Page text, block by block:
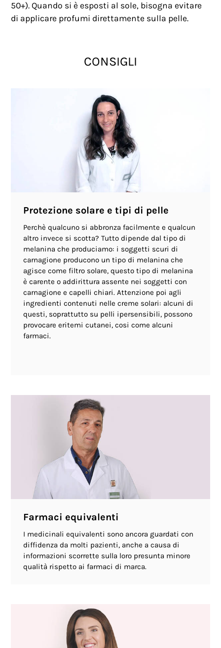
50+). Quando si è esposti al sole, bisogna evitare
di applicare profumi direttamente sulla pelle.
CONSIGLI
Protezione solare e tipi di pelle
Perchè qualcuno si abbronza facilmente e qualcun
altro invece si scotta? Tutto dipende dal tipo di
melanina che produciamo: i soggetti scuri di
carnagione producono un tipo di melanina che
agisce come filtro solare, questo tipo di melanina
è carente o addirittura assente nei soggetti con
carnagione e capelli chiari. Attenzione poi agli
ingredienti contenuti nelle creme solari: alcuni di
questi, soprattutto su pelli ipersensibili, possono
provocare eritemi cutanei, cosi come alcuni
farmaci.
Farmaci equivalenti
I medicinali equivalenti sono ancora guardati con
diffidenza da molti pazienti, anche a causa di
informazioni scorrette sulla loro presunta minore
qualità rispetto ai farmaci di marca.